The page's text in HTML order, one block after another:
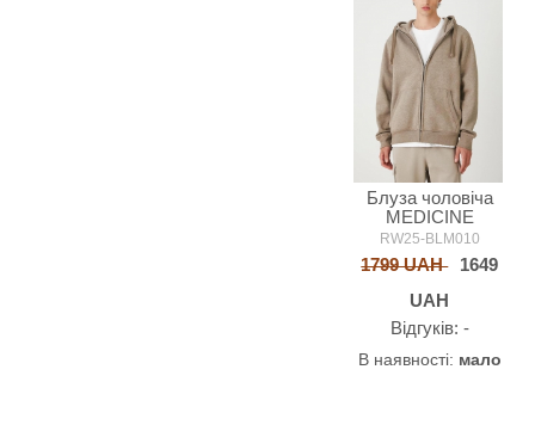
Блуза чоловіча
MEDICINE
RW25-BLM010
1799 UAH
1649
UAH
Відгуків: -
В наявності: мало